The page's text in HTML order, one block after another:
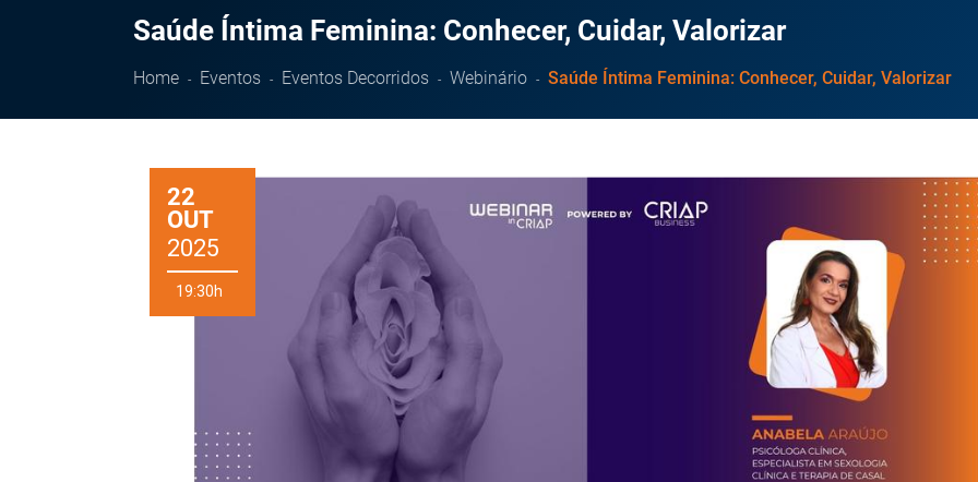
Saúde Íntima Feminina: Conhecer, Cuidar, Valorizar
Home Eventos Eventos Decorridos Webinário Saúde Íntima Feminina: Conhecer, Cuidar, Valorizar
22
OUT
2025
19:30h